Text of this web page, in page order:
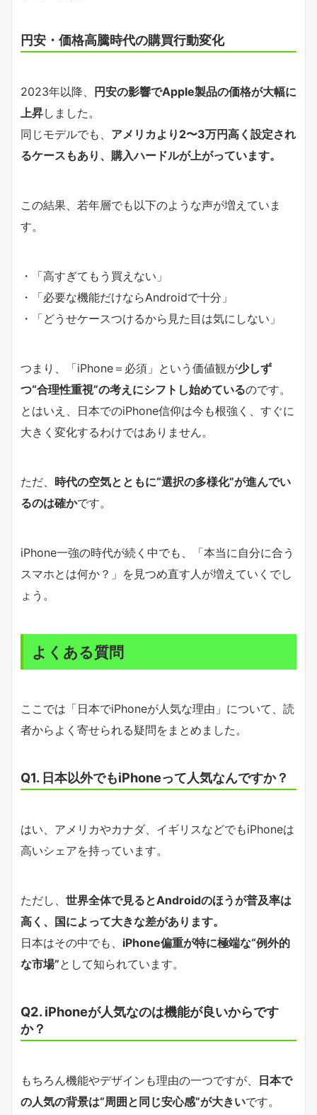
円安・価格高騰時代の購買行動変化
2023年以降、 円安の影響でApple製品の価格が大幅に
上昇しました。
同じモデルでも、 アメリカより2〜3万円高く設定され
るケースもあり、購入ハードルが上がっています。
この結果、若年層でも以下のような声が増えていま
す。
・「高すぎてもう買えない」
・「必要な機能だけならAndroidで十分」
・「どうせケースつけるから見た目は気にしない」
つまり、「iPhone＝必須」という価値観が少しず
つ“合理性重視”の考えにシフトし始めているのです。
とはいえ、日本でのiPhone信仰は今も根強く、すぐに
大きく変化するわけではありません。
ただ、 時代の空気とともに“選択の多様化”が進んでい
るのは確かです。
iPhone一強の時代が続く中でも、「本当に自分に合う
スマホとは何か？」を見つめ直す人が増えていくでし
ょう。
よくある質問
ここでは「日本でiPhoneが人気な理由」について、読
者からよく寄せられる疑問をまとめました。
Q1. 日本以外でもiPhoneって人気なんですか？
はい、アメリカやカナダ、イギリスなどでもiPhoneは
高いシェアを持っています。
ただし、 世界全体で見るとAndroidのほうが普及率は
高く、国によって大きな差があります。
日本はその中でも、 iPhone偏重が特に極端な“例外的
な市場”として知られています。
Q2. iPhoneが人気なのは機能が良いからです
か？
もちろん機能やデザインも理由の一つですが、 日本で
の人気の背景は“周囲と同じ安心感”が大きいです。